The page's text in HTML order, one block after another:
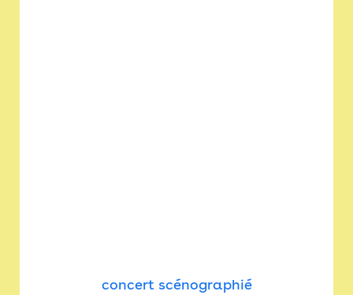
concert scénographié